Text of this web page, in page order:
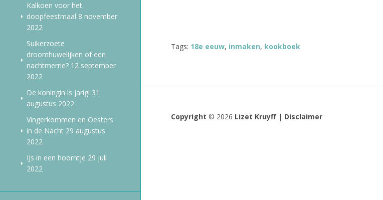
Kalkoen voor het
doopfeestmaal 8 november
2022
Suikerzoete
droomhuwelijken of een
nachtmerrie? 12 september
2022
De koningin is jarig! 31
augustus 2022
Vingerkommen en Oesters
in de Nacht 29 augustus
2022
IJs in een hoorntje 29 juli
2022
Tags: 18e eeuw, inmaken, kookboek
Copyright © 2026 Lizet Kruyff| Disclaimer